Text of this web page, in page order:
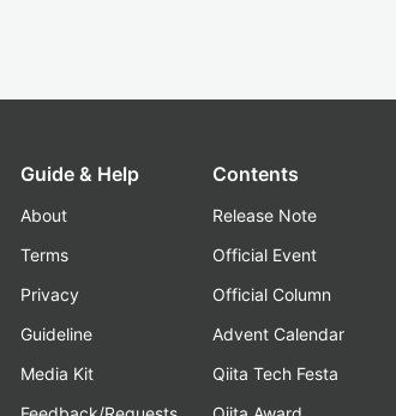
Guide & Help
About
Terms
Privacy
Guideline
Media Kit
Contents
Release Note
Official Event
Official Column
Advent Calendar
Qiita Tech Festa